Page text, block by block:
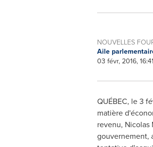
NOUVELLES
Aile
03 févr, 2016,
QUÉBEC, le 3
matière
revenu, Nicolas
gouvernement,